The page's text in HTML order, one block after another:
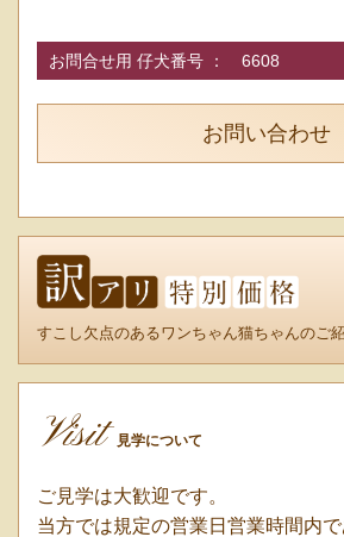
お問合せ用 仔犬番号 ： 6608
お問い合わせ
すこし欠点のあるワンちゃん猫ちゃんのご紹
Visit 見学について
ご見学は大歓迎です。
当方では規定の営業日営業時間内